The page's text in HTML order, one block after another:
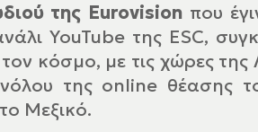
της Eurovision που
YouTube της ESC,
κόσμο, με τις χώρες της
της online
Μεξικό.